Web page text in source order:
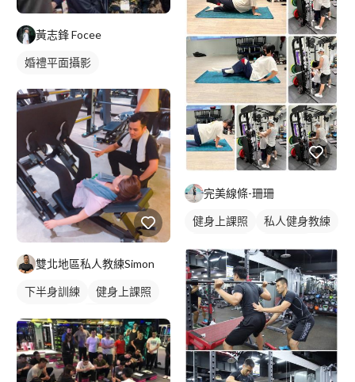
黃志鋒 Focee
婚禮平面攝影
雙北地區私人教練Simon
下半身訓練
健身上課照
重訓教練
健身課程
重訓課程
胸肌訓練
完美線條-珊珊
健身上課照
私人健身教練
健身課程